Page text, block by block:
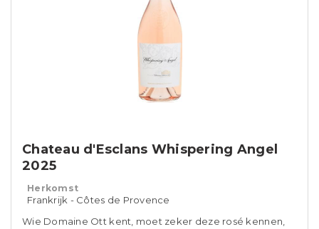
Chateau d'Esclans Whispering Angel
2025
Herkomst
Frankrijk - Côtes de Provence
Wie Domaine Ott kent, moet zeker deze rosé kennen,